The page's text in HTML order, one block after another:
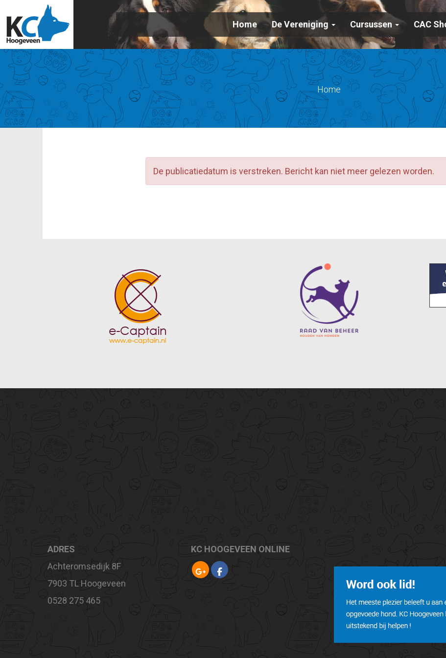
Home De Vereniging Cursussen CAC
Home
De publicatiedatum is verstreken. Bericht kan niet meer gelezen worden.
ADRES
Achteromsedijk 8F
7903 TL Hoogeveen
0528 275 465
KC HOOGEVEEN ONLINE